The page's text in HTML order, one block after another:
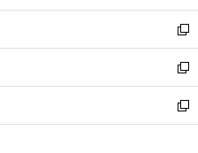
開
く
ウ
で
開
く
ン
ド
ウ
で
開
く
ウ
ィ
ン
ド
ウ
で
開
し
い
ウ
ィ
ン
ド
ウ
新
し
い
ウ
ィ
ン
新
し
い
ウ
新
し